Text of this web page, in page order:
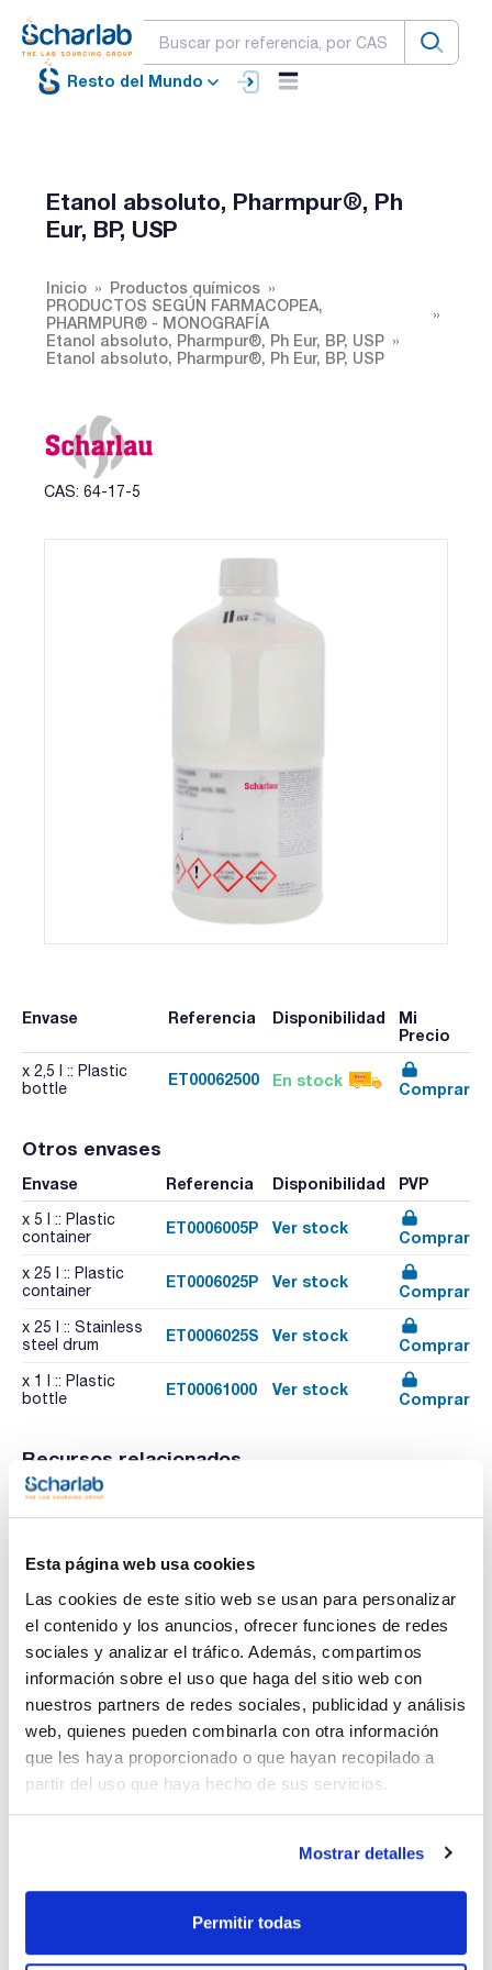
Esta página web usa cookies
Las cookies de este sitio web se usan para personalizar
el contenido y los anuncios, ofrecer funciones de redes
sociales y analizar el tráfico. Además, compartimos
información sobre el uso que haga del sitio web con
nuestros partners de redes sociales, publicidad y análisis
web, quienes pueden combinarla con otra información
que les haya proporcionado o que hayan recopilado a
partir del uso que haya hecho de sus servicios.
Mostrar detalles
Permitir todas
Resto del Mundo
Etanol absoluto, Pharmpur®, Ph
Eur, BP, USP
Inicio
Productos químicos
PRODUCTOS SEGÚN FARMACOPEA,
PHARMPUR® - MONOGRAFÍA
Etanol absoluto, Pharmpur®, Ph Eur, BP, USP
Etanol absoluto, Pharmpur®, Ph Eur, BP, USP
CAS: 64-17-5
Envase Referencia Disponibilidad
Mi
Precio
x 2,5 l :: Plastic
bottle
ET00062500 En stock Comprar
Otros envases
Envase Referencia Disponibilidad PVP
x 5 l :: Plastic
container
ET0006005P Ver stock
Comprar
x 25 l :: Plastic
container
ET0006025P Ver stock
Comprar
x 25 l :: Stainless
steel drum
ET0006025S Ver stock
Comprar
x 1 l :: Plastic
bottle
ET00061000 Ver stock
Comprar
Recursos relacionados
Publicación
- CAS [64-17-5]